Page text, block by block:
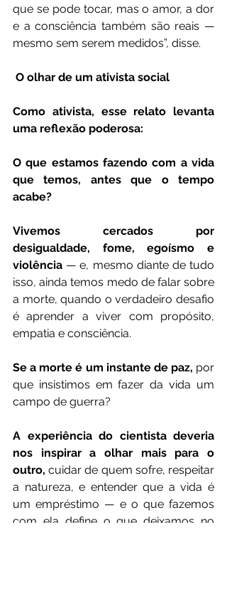
que se pode tocar, mas o amor, a dor
e a consciência também são reais —
mesmo sem serem medidos”, disse.
O olhar de um ativista social
Como ativista, esse relato levanta
uma reflexão poderosa:
O que estamos fazendo com a vida
que temos, antes que o tempo
acabe?
Vivemos cercados por
desigualdade, fome, egoísmo e
violência — e, mesmo diante de tudo
isso, ainda temos medo de falar sobre
a morte, quando o verdadeiro desafio
é aprender a viver com propósito,
empatia e consciência.
Se a morte é um instante de paz, por
que insistimos em fazer da vida um
campo de guerra?
A experiência do cientista deveria
nos inspirar a olhar mais para o
outro, cuidar de quem sofre, respeitar
a natureza, e entender que a vida é
um empréstimo — e o que fazemos
com ela define o que deixamos no